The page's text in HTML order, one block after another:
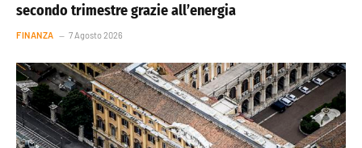
secondo trimestre grazie all’energia
FINANZA 7 Agosto 2026